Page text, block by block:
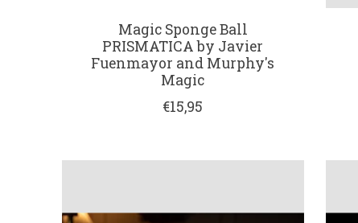
Magic Sponge Ball
PRISMATICA by Javier
Fuenmayor and Murphy's
Magic
€15,95